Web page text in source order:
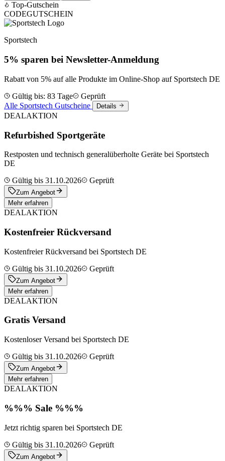
Top-Gutschein
CODEGUTSCHEIN
Sportstech
5% sparen bei Newsletter-Anmeldung
Rabatt von 5% auf alle Produkte im Online-Shop auf Sportstech DE
Gültig bis: 83 Tage
Geprüft
Alle Sportstech Gutscheine
Details
DEALAKTION
Refurbished Sportgeräte
Restposten und technisch generalüberholte Geräte bei Sportstech
DE
Gültig bis 31.10.2026
Geprüft
Zum Angebot
Mehr erfahren
DEALAKTION
Kostenfreier Rückversand
Kostenfreier Rückversand bei Sportstech DE
Gültig bis 31.10.2026
Geprüft
Zum Angebot
Mehr erfahren
DEALAKTION
Gratis Versand
Kostenloser Versand bei Sportstech DE
Gültig bis 31.10.2026
Geprüft
Zum Angebot
Mehr erfahren
DEALAKTION
%%% Sale %%%
Jetzt richtig sparen bei Sportstech DE
Gültig bis 31.10.2026
Geprüft
Zum Angebot